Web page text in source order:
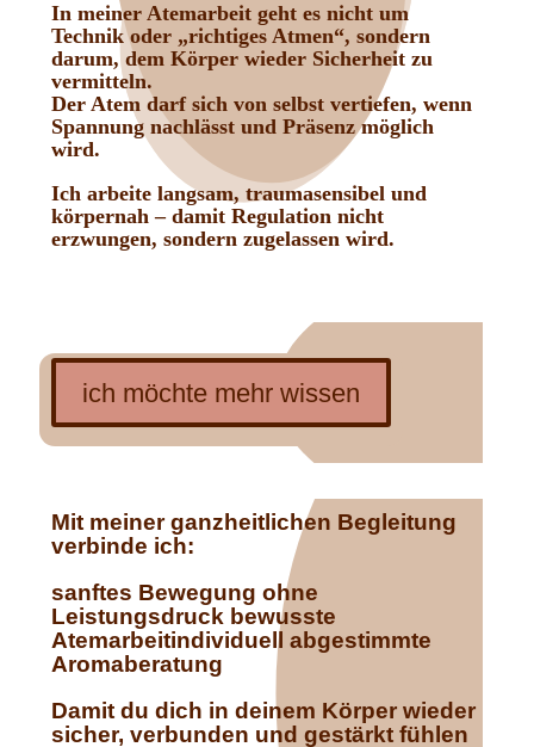
In meiner Atemarbeit geht es nicht um
Technik oder „richtiges Atmen“, sondern
darum, dem Körper wieder Sicherheit zu
vermitteln.
Der Atem darf sich von selbst vertiefen, wenn
Spannung nachlässt und Präsenz möglich
wird.
Ich arbeite langsam, traumasensibel und
körpernah – damit Regulation nicht
erzwungen, sondern zugelassen wird.
ich möchte mehr wissen
Mit meiner ganzheitlichen Begleitung
verbinde ich:
sanftes Bewegung ohne
Leistungsdruck bewusste
Atemarbeitindividuell abgestimmte
Aromaberatung
Damit du dich in deinem Körper wieder
sicher, verbunden und gestärkt fühlen